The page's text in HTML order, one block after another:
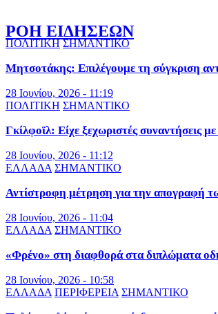
ΡΟΗ ΕΙΔΗΣΕΩΝ
ΠΟΛΙΤΙΚΗ ΣΗΜΑΝΤΙΚΟ
Μητσοτάκης: Επιλέγουμε τη σύγκριση
28 Ιουνίου, 2026 - 11:19
ΠΟΛΙΤΙΚΗ ΣΗΜΑΝΤΙΚΟ
Γκίλφοϊλ: Είχε ξεχωριστές συναντήσεις
28 Ιουνίου, 2026 - 11:12
ΕΛΛΑΔΑ ΣΗΜΑΝΤΙΚΟ
Αντίστροφη μέτρηση για την απογραφή
28 Ιουνίου, 2026 - 11:04
ΕΛΛΑΔΑ ΣΗΜΑΝΤΙΚΟ
«Φρένο» στη διαφθορά στα διπλώματα
28 Ιουνίου, 2026 - 10:58
ΕΛΛΑΔΑ ΠΕΡΙΦΕΡΕΙΑ ΣΗΜΑΝΤΙΚΟ